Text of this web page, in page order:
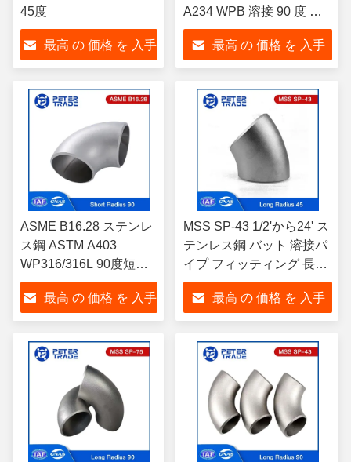
45度
最高 の 価格 を 入手
A234 WPB 溶接 90 度 短
半径肘 SCH 40
最高 の 価格 を 入手
ASME B16.28 ステンレ
ス鋼 ASTM A403
WP316/316L 90度短半
径肘
最高 の 価格 を 入手
MSS SP-43 1/2'から24' ス
テンレス鋼 バット 溶接パ
イプ フィッティング 長半
径肘 45 度肘
最高 の 価格 を 入手